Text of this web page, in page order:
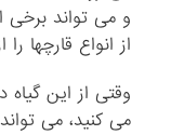
و می تواند
از انواع قارچها را
وقتی از این
می کنید، می